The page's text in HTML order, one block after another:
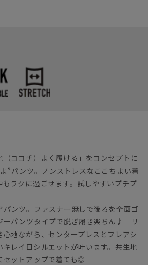
（ココチ）よく履ける」をコンセプトに
”パンツ。ノンストレスなここちよい着
ラクに過ごせます。試しやすいプチプ
ンツ。ファスナー無しで後ろを全面ゴ
ーパンツタイプで脱ぎ履き楽ちん♪ リ
心地ながら、センタープレスとフレアシ
キレイ目シルエットが叶います。共生地
セットアップで着ても◎